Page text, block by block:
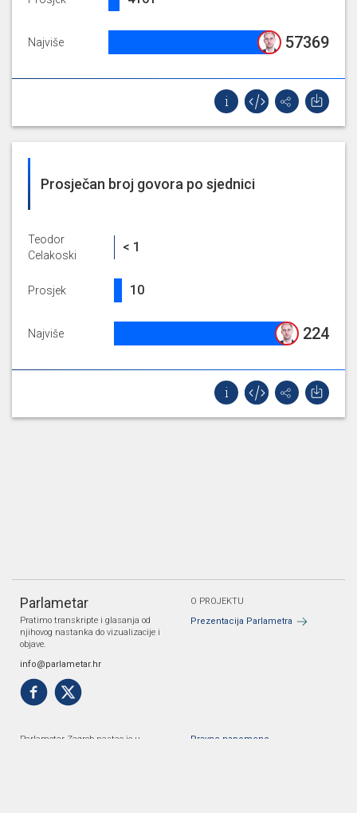
Najviše 57369
Prosječan broj govora po sjednici
Teodor
Celakoski
Prosjek
Najviše
0.75%
< 1
9.909574468085106%
10
224
Parlametar
Pratimo transkripte i glasanja od
njihovog nastanka do vizualizacije i
objave.
info@parlametar.hr
O PROJEKTU
Prezentacija Parlametra
Parlametar Zagreb nastao je u
Pravne napomene